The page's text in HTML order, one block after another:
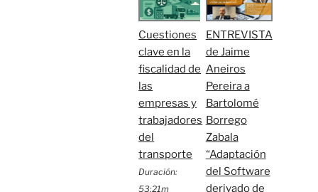
Cuestiones
clave en la
fiscalidad de
las
empresas y
trabajadores
del
transporte
Duración:
53:21m
ENTREVISTA
de Jaime
Aneiros
Pereira a
Bartolomé
Borrego
Zabala
“Adaptación
del Software
derivado de